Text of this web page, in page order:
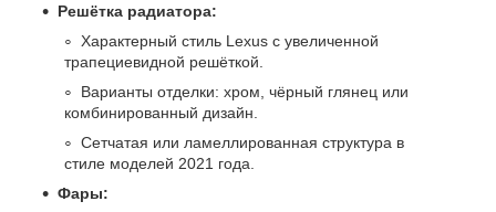
Решётка радиатора:
Характерный стиль Lexus с увеличенной
трапециевидной решёткой.
Варианты отделки: хром, чёрный глянец или
комбинированный дизайн.
Сетчатая или ламеллированная структура в
стиле моделей 2021 года.
Фары: